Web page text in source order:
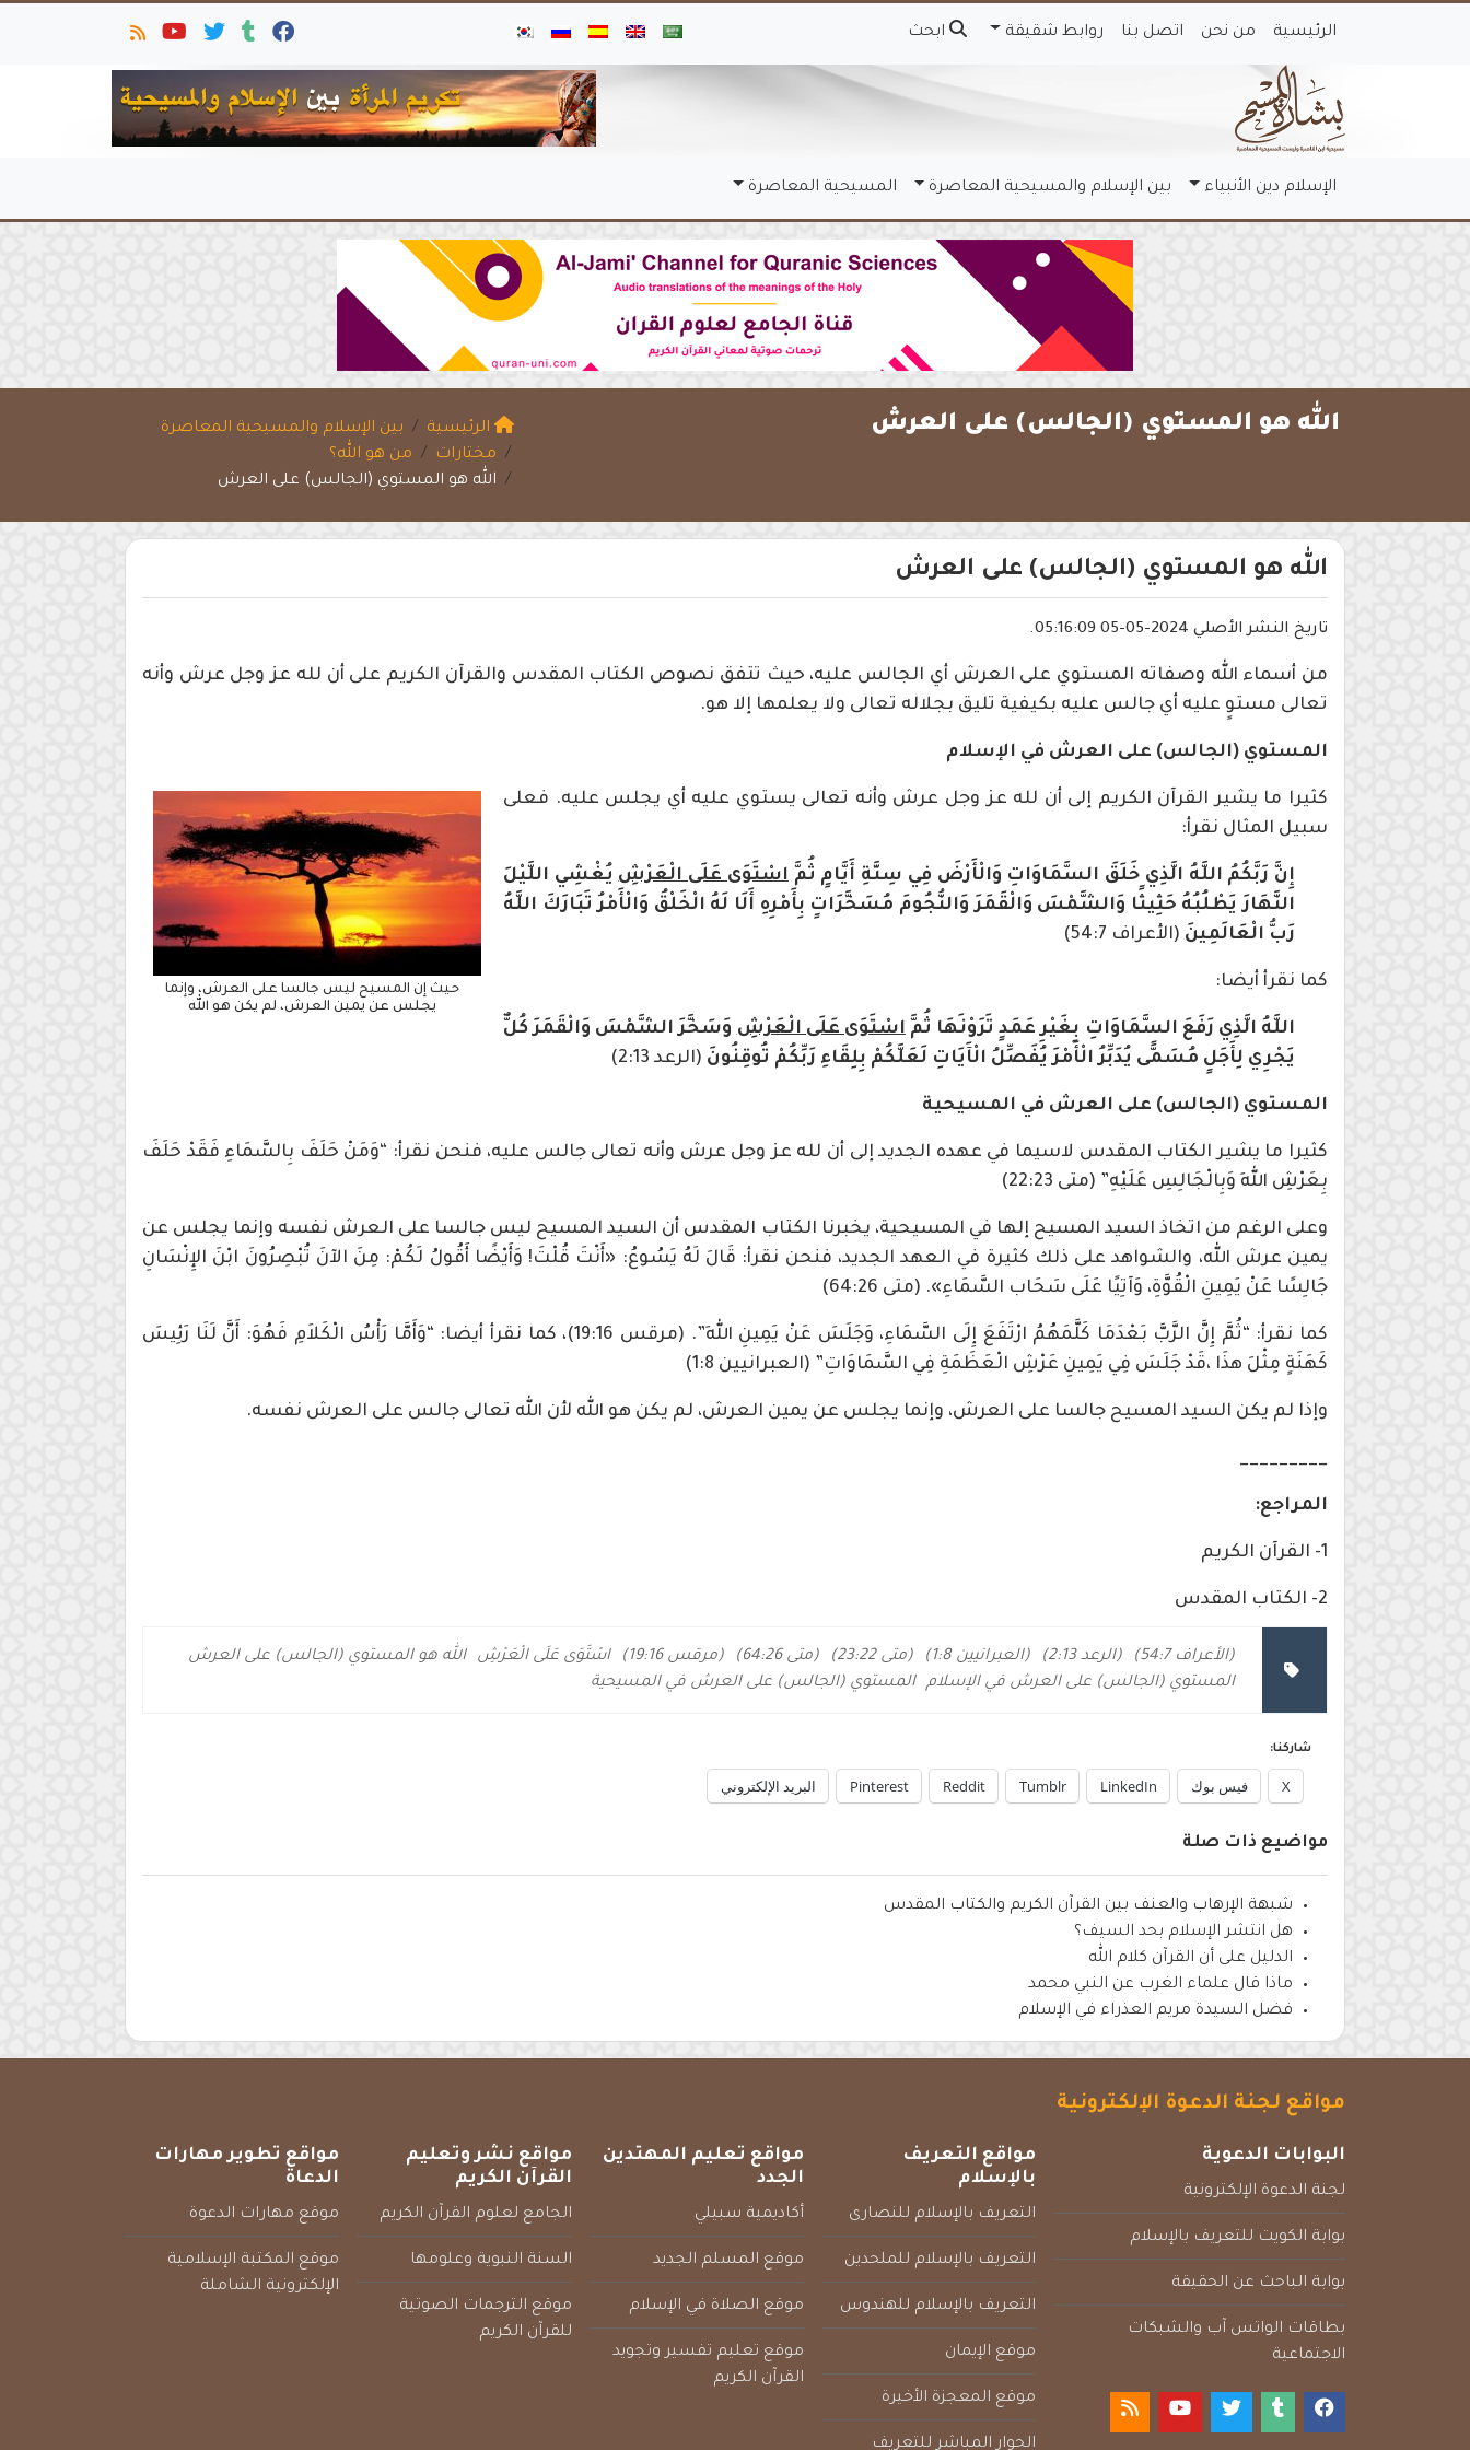
الرئيسية من نحن اتصل بنا روابط شقيقة ابحث
الإسلام دين الأنبياء بين الإسلام والمسيحية المعاصرة المسيحية المعاصرة
الله هو المستوي (الجالس) على العرش الرئيسية
بين الإسلام والمسيحية المعاصرة
مختارات
من هو الله؟
الله هو المستوي (الجالس) على العرش
الله هو المستوي (الجالس) على العرش
تاريخ النشر الأصلي 2024-05-05 05:16:09.
من أسماء الله وصفاته المستوي على العرش أي الجالس عليه، حيث تتفق نصوص الكتاب المقدس والقرآن الكريم على أن لله عز وجل عرش وأنه
تعالى مستوٍ عليه أي جالس عليه بكيفية تليق بجلاله تعالى ولا يعلمها إلا هو.
المستوي (الجالس) على العرش في الإسلام
حيث إن المسيح ليس جالسا على العرش، وإنما
يجلس عن يمين العرش، لم يكن هو الله
كثيرا ما يشير القرآن الكريم إلى أن لله عز وجل عرش وأنه تعالى يستوي عليه أي يجلس عليه. فعلى
سبيل المثال نقرأ:
إِنَّ رَبَّكُمُ اللَّهُ الَّذِي خَلَقَ السَّمَاوَاتِ وَالْأَرْضَ فِي سِتَّةِ أَيَّامٍ ثُمَّاسْتَوَى عَلَى الْعَرْشِيُغْشِي اللَّيْلَ
النَّهَارَ يَطْلُبُهُ حَثِيثًا وَالشَّمْسَ وَالْقَمَرَ وَالنُّجُومَ مُسَخَّرَاتٍ بِأَمْرِهِ أَلَا لَهُ الْخَلْقُ وَالْأَمْرُ تَبَارَكَ اللَّهُ
رَبُّ الْعَالَمِينَ (الأعراف 54:7)
كما نقرأ أيضا:
اللَّهُ الَّذِي رَفَعَ السَّمَاوَاتِ بِغَيْرِ عَمَدٍ تَرَوْنَهَا ثُمَّاسْتَوَى عَلَى الْعَرْشِوَسَخَّرَ الشَّمْسَ وَالْقَمَرَ كُلٌّ
يَجْرِي لِأَجَلٍ مُسَمًّى يُدَبِّرُ الْأَمْرَ يُفَصِّلُ الْآَيَاتِ لَعَلَّكُمْ بِلِقَاءِ رَبِّكُمْ تُوقِنُونَ (الرعد 2:13)
المستوي (الجالس) على العرش في المسيحية
كثيرا ما يشير الكتاب المقدس لاسيما في عهده الجديد إلى أن لله عز وجل عرش وأنه تعالى جالس عليه، فنحن نقرأ: “وَمَنْ حَلَفَ بِالسَّمَاءِ فَقَدْ حَلَفَ
بِعَرْشِ اللهِ وَبِالْجَالِسِ عَلَيْهِ” (متى 22:23)
وعلى الرغم من اتخاذ السيد المسيح إلها في المسيحية، يخبرنا الكتاب المقدس أن السيد المسيح ليس جالسا على العرش نفسه وإنما يجلس عن
يمين عرش الله، والشواهد على ذلك كثيرة في العهد الجديد، فنحن نقرأ: قَالَ لَهُ يَسُوعُ: «أَنْتَ قُلْتَ! وَأَيْضًا أَقُولُ لَكُمْ: مِنَ الآنَ تُبْصِرُونَ ابْنَ الإِنْسَانِ
جَالِسًا عَنْ يَمِينِ الْقُوَّةِ، وَآتِيًا عَلَى سَحَاب السَّمَاءِ». (متى 64:26)
كما نقرأ: “ثُمَّ إِنَّ الرَّبَّ بَعْدَمَا كَلَّمَهُمُ ارْتَفَعَ إِلَى السَّمَاءِ، وَجَلَسَ عَنْ يَمِينِ اللهِ”. (مرقس 19:16)، كما نقرأ أيضا: “وَأَمَّا رَأْسُ الْكَلاَمِ فَهُوَ: أَنَّ لَنَا رَئِيسَ
كَهَنَةٍ مِثْلَ هذَا ،قَدْ جَلَسَ فِي يَمِينِ عَرْشِ الْعَظَمَةِ فِي السَّمَاوَاتِ” (العبرانيين 1:8)
وإذا لم يكن السيد المسيح جالسا على العرش، وإنما يجلس عن يمين العرش، لم يكن هو الله لأن الله تعالى جالس على العرش نفسه.
_________
المراجع:
1- القرآن الكريم
2- الكتاب المقدس
(الأعراف 54:7) (الرعد 2:13) (العبرانيين 1:8) (متى 23:22) (متى 64:26) (مرقس 19:16) اسْتَوَى عَلَى الْعَرْشِ
الله هو المستوي (الجالس) على العرش
المستوي (الجالس) على العرش في الإسلام
المستوي (الجالس) على العرش في المسيحية
شاركنا:
X فيس بوك LinkedIn
Tumblr
Reddit
Pinterest البريد الإلكتروني
مواضيع ذات صلة
شبهة الإرهاب والعنف بين القرآن الكريم والكتاب المقدس
هل انتشر الإسلام بحد السيف؟
الدليل على أن القرآن كلام الله
ماذا قال علماء الغرب عن النبي محمد
فضل السيدة مريم العذراء في الإسلام
مواقع لجنة الدعوة الإلكترونية
البوابات الدعوية
لجنة الدعوة الإلكترونية
بوابة الكويت للتعريف بالإسلام
بوابة الباحث عن الحقيقة
بطاقات الواتس آب والشبكات
الاجتماعية
مواقع التعريف
بالإسلام
التعريف بالإسلام للنصارى
التعريف بالإسلام للملحدين
التعريف بالإسلام للهندوس
موقع الإيمان
موقع المعجزة الأخيرة
الحوار المباشر للتعريف
مواقع تعليم المهتدين
الجدد
أكاديمية سبيلي
موقع المسلم الجديد
موقع الصلاة في الإسلام
موقع تعليم تفسير وتجويد
القرآن الكريم
مواقع نشر وتعليم
القرآن الكريم
الجامع لعلوم القرآن الكريم
السنة النبوية وعلومها
موقع الترجمات الصوتية
للقرآن الكريم
مواقع تطوير مهارات
الدعاة
موقع مهارات الدعوة
موقع المكتبة الإسلامية
الإلكترونية الشاملة